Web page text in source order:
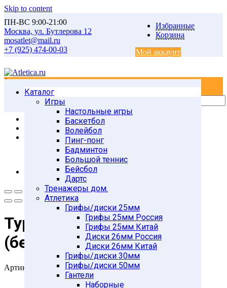
Skip to content
ПН-ВС 9:00-21:00
Москва, ул. Бутлерова 12
mosatlet@mail.ru
+7 (925) 474-00-03
Избранные
Корзина
Мой аккаунт
0
Каталог
Игры
Настольные игры
Баскетбол
Волейбол
Пинг-понг
Бадминтон
Большой теннис
Бейсбол
Дартс
Тренажеры дом.
Атлетика
Грифы/диски 25мм
Грифы 25мм Россия
Грифы 25мм Китай
Диски 26мм Россия
Диски 26мм Китай
Грифы/диски 30мм
Грифы/диски 50мм
Гантели
Наборные
Главная
Товары
СИЛОВЫЕ ТРЕНИРОВКИ
Турники, брусья
Турники настенные Россия
Турник настенный №5 (белый)
Турник настенный №5
(белый)
Артикул: 28262842